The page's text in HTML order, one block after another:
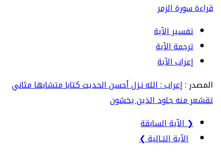
قراءة سورة الزمر
تفسير الآية
ترجمة الآية
إعراب الآية
المصدر :إعراب : الله نـزل أحسن الحديث كتابا متشابها مثاني
تقشعر منه جلود الذين يخشون
❮ الآية السابقة
الآية التـالية ❯